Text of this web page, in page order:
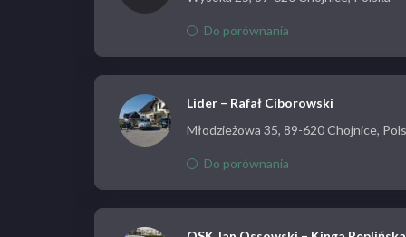
Do porównania
Lider – Rafał Ciborowski
Młodzieżowa 35, 89-620 Chojnice,
Do porównania